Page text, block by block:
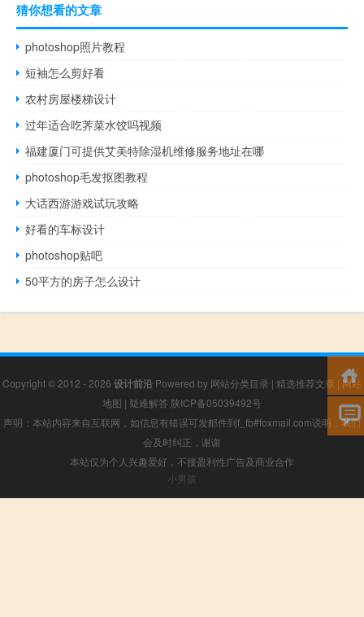
猜你想看的文章
photoshop照片教程
短袖怎么剪好看
农村房屋楼梯设计
过年适合吃荠菜水饺吗视频
福建厦门可提供艾美特除湿机维修服务地址在哪
photoshop毛发抠图教程
大话西游游戏试玩攻略
好看的车标设计
photoshop贴吧
50平方的房子怎么设计
Copyright © 2012 - 2026 设计前沿 Powered by 网站分类目录 | 精选推荐文章 | 网站
地图 | 疑难解答 陕ICP备05039492号
声明：本站内容来自互联网，如信息有错误可发邮件到f_fb#foxmail.com说明，我们
会及时纠正，谢谢
本站仅为个人兴趣爱好，不接盈利性广告及商业合作
小男孩